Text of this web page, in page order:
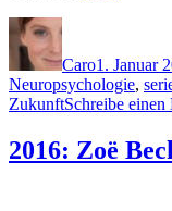
Autor
Caro1. Januar
Neuropsychologie,
ZukunftSchreibe
2016: Zoë